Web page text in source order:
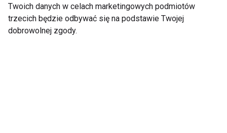
ZAPISZ SIĘ
Twoich danych w celach marketingowych podmiotów
trzecich będzie odbywać się na podstawie Twojej
dobrowolnej zgody.